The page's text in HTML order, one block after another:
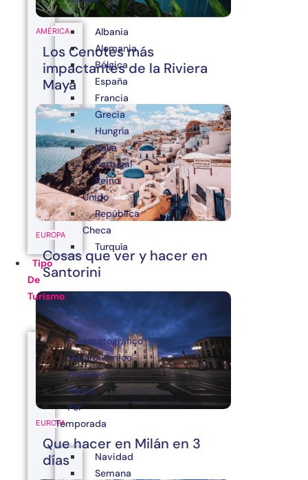
AMÉRICA
Los Cenotes más
impactantes de la Riviera
Maya
EUROPA
Cosas que ver y hacer en
Santorini
EUROPA
Que hacer en Milán en 3
días
Albania
Alemania
Bélgica
España
Francia
Grecia
Hungría
Italia
Portugal
Reino
Unido
República
Checa
Turquía
Tipo
De
Turismo
Cinematográfico
Gastronómico
Hotelero
Playas
Por
Temporada
Navidad
Semana